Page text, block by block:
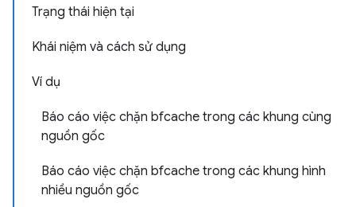
Trạng thái hiện tại
Khái niệm và cách sử dụng
Ví dụ
Báo cáo việc chặn bfcache trong các khung cùng
nguồn gốc
Báo cáo việc chặn bfcache trong các khung hình
nhiều nguồn gốc